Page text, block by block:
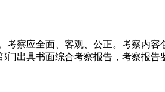
察应全面、客观、公正。考察内容
出具书面综合考察报告，考察报告